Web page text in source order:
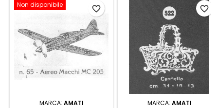
Non disponibile
MARCA: AMATI
favorite_border
MARCA: AMATI
favorite_border